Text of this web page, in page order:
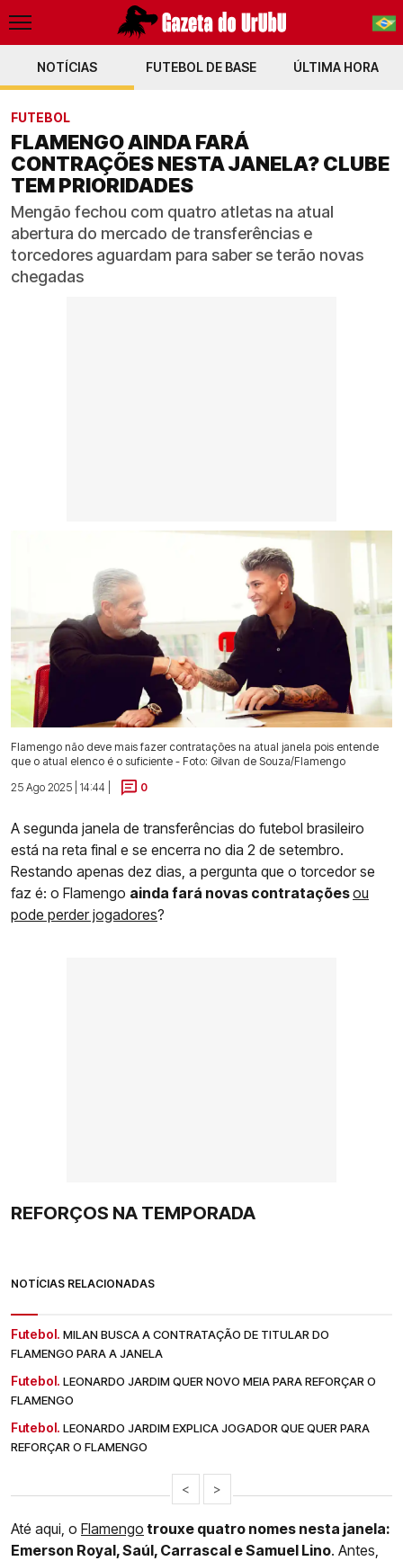
PT-BR
NOTÍCIAS FUTEBOL DE BASE ÚLTIMA HORA
FUTEBOL
FLAMENGO AINDA FARÁ
CONTRAÇÕES NESTA JANELA? CLUBE
TEM PRIORIDADES
Mengão fechou com quatro atletas na atual
abertura do mercado de transferências e
torcedores aguardam para saber se terão novas
chegadas
Flamengo não deve mais fazer contratações na atual janela pois entende
que o atual elenco é o suficiente - Foto: Gilvan de Souza/Flamengo
25 Ago 2025 | 14:44 |
0
A segunda janela de transferências do futebol brasileiro
está na reta final e se encerra no dia 2 de setembro.
Restando apenas dez dias, a pergunta que o torcedor se
faz é: o Flamengo ainda fará novas contrataçõesou
pode perder jogadores?
REFORÇOS NA TEMPORADA
NOTÍCIAS RELACIONADAS
Futebol. MILAN BUSCA A CONTRATAÇÃO DE TITULAR DO
FLAMENGO PARA A JANELA
Futebol. LEONARDO JARDIM QUER NOVO MEIA PARA REFORÇAR O
FLAMENGO
Futebol. LEONARDO JARDIM EXPLICA JOGADOR QUE QUER PARA
REFORÇAR O FLAMENGO
< >
Até aqui, o Flamengo trouxe quatro nomes nesta janela:
Emerson Royal, Saúl, Carrascal e Samuel Lino. Antes,